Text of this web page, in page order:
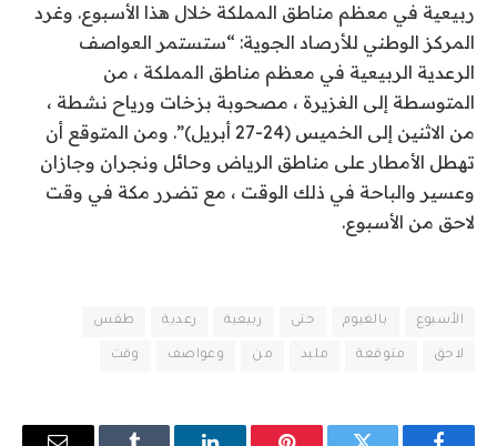
ربيعية في معظم مناطق المملكة خلال هذا الأسبوع. وغرد
المركز الوطني للأرصاد الجوية: “ستستمر العواصف
الرعدية الربيعية في معظم مناطق المملكة ، من
المتوسطة إلى الغزيرة ، مصحوبة بزخات ورياح نشطة ،
من الاثنين إلى الخميس (24-27 أبريل)”. ومن المتوقع أن
تهطل الأمطار على مناطق الرياض وحائل ونجران وجازان
وعسير والباحة في ذلك الوقت ، مع تضرر مكة في وقت
لاحق من الأسبوع.
الأسبوع بالغيوم حتى ربيعية رعدية طقس
لاحق متوقعة ملبد من وعواصف وقت